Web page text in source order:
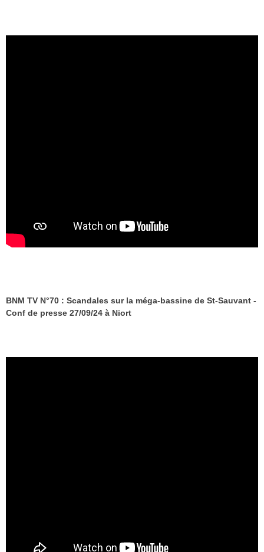
BNM TV N°70 : Scandales sur la méga-bassine de St-Sauvant -
Conf de presse 27/09/24 à Niort